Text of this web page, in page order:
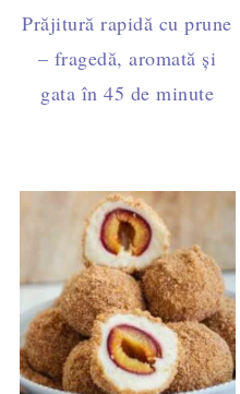
Prăjitură rapidă cu prune
– fragedă, aromată și
gata în 45 de minute